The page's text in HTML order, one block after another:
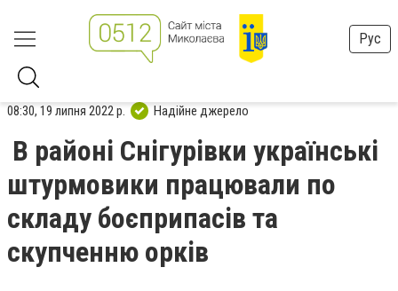
Рус
08:30, 19 липня 2022 р. Надійне джерело
В районі Снігурівки українські
штурмовики працювали по
складу боєприпасів та
скупченню орків